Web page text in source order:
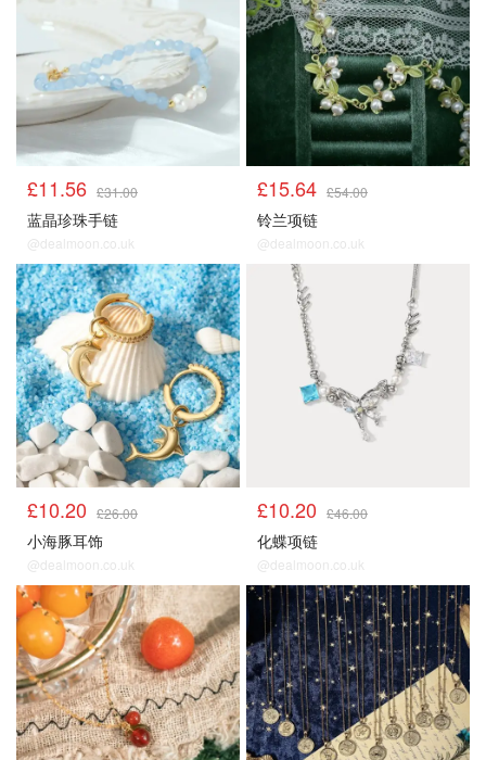
£11.56 £31.00
蓝晶珍珠手链
@dealmoon.co.uk
£15.64 £54.00
铃兰项链
@dealmoon.co.uk
£10.20 £26.00
小海豚耳饰
@dealmoon.co.uk
£10.20 £46.00
化蝶项链
@dealmoon.co.uk